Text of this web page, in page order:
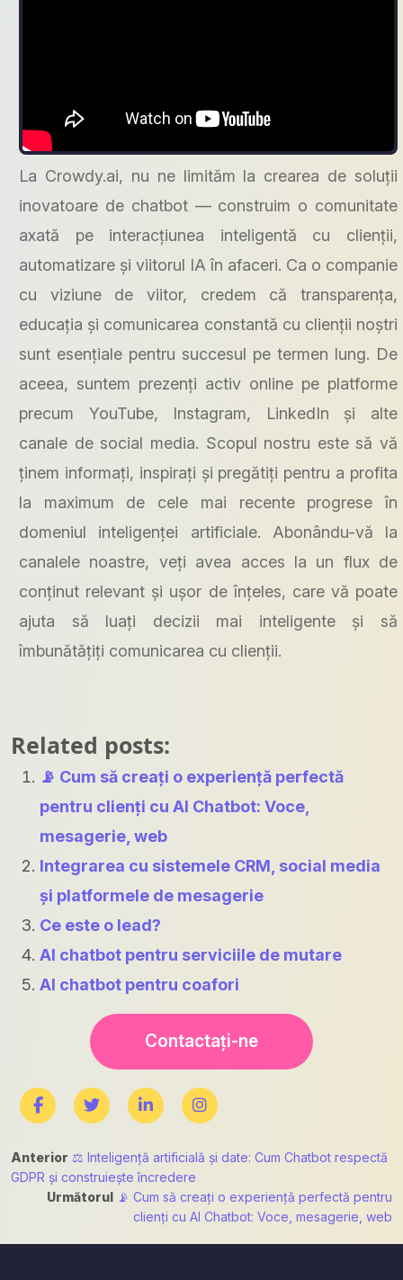
La Crowdy.ai, nu ne limităm la crearea de soluții
inovatoare de chatbot — construim o comunitate
axată pe interacțiunea inteligentă cu clienții,
automatizare și viitorul IA în afaceri. Ca o companie
cu viziune de viitor, credem că transparența,
educația și comunicarea constantă cu clienții noștri
sunt esențiale pentru succesul pe termen lung. De
aceea, suntem prezenți activ online pe platforme
precum YouTube, Instagram, LinkedIn și alte
canale de social media. Scopul nostru este să vă
ținem informați, inspirați și pregătiți pentru a profita
la maximum de cele mai recente progrese în
domeniul inteligenței artificiale. Abonându-vă la
canalele noastre, veți avea acces la un flux de
conținut relevant și ușor de înțeles, care vă poate
ajuta să luați decizii mai inteligente și să
îmbunătățiți comunicarea cu clienții.
Related posts:
📡 Cum să creați o experiență perfectă
pentru clienți cu AI Chatbot: Voce,
mesagerie, web
Integrarea cu sistemele CRM, social media
și platformele de mesagerie
Ce este o lead?
AI chatbot pentru serviciile de mutare
AI chatbot pentru coafori
Contactați-ne
Navigare
în
Anterior ⚖ Inteligență artificială și date: Cum Chatbot respectă
GDPR și construiește încredere
Următorul 📡 Cum să creați o experiență perfectă pentru
clienți cu AI Chatbot: Voce, mesagerie, web